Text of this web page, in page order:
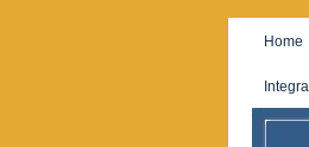
Home